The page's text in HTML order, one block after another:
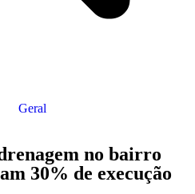
Geral
no bairro
30% de execução